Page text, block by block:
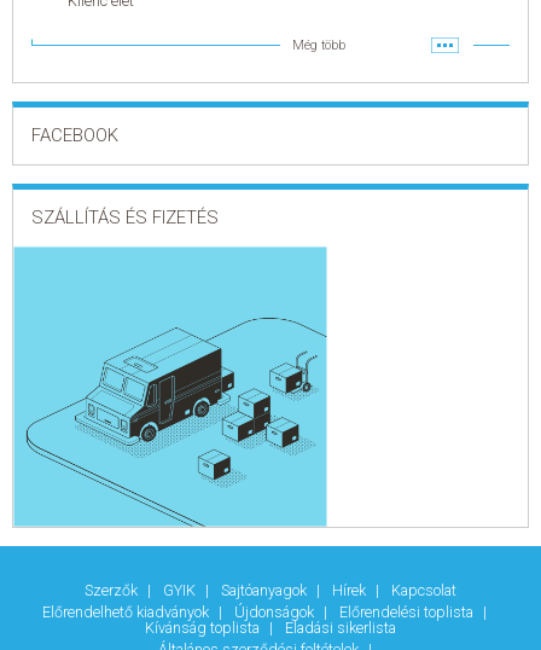
Még több
FACEBOOK
SZÁLLÍTÁS ÉS FIZETÉS
Szerzők GYIK Sajtóanyagok Hírek
Kapcsolat
Előrendelhető kiadványok
Újdonságok
Előrendelési toplista
Kívánság toplista
Eladási sikerlista